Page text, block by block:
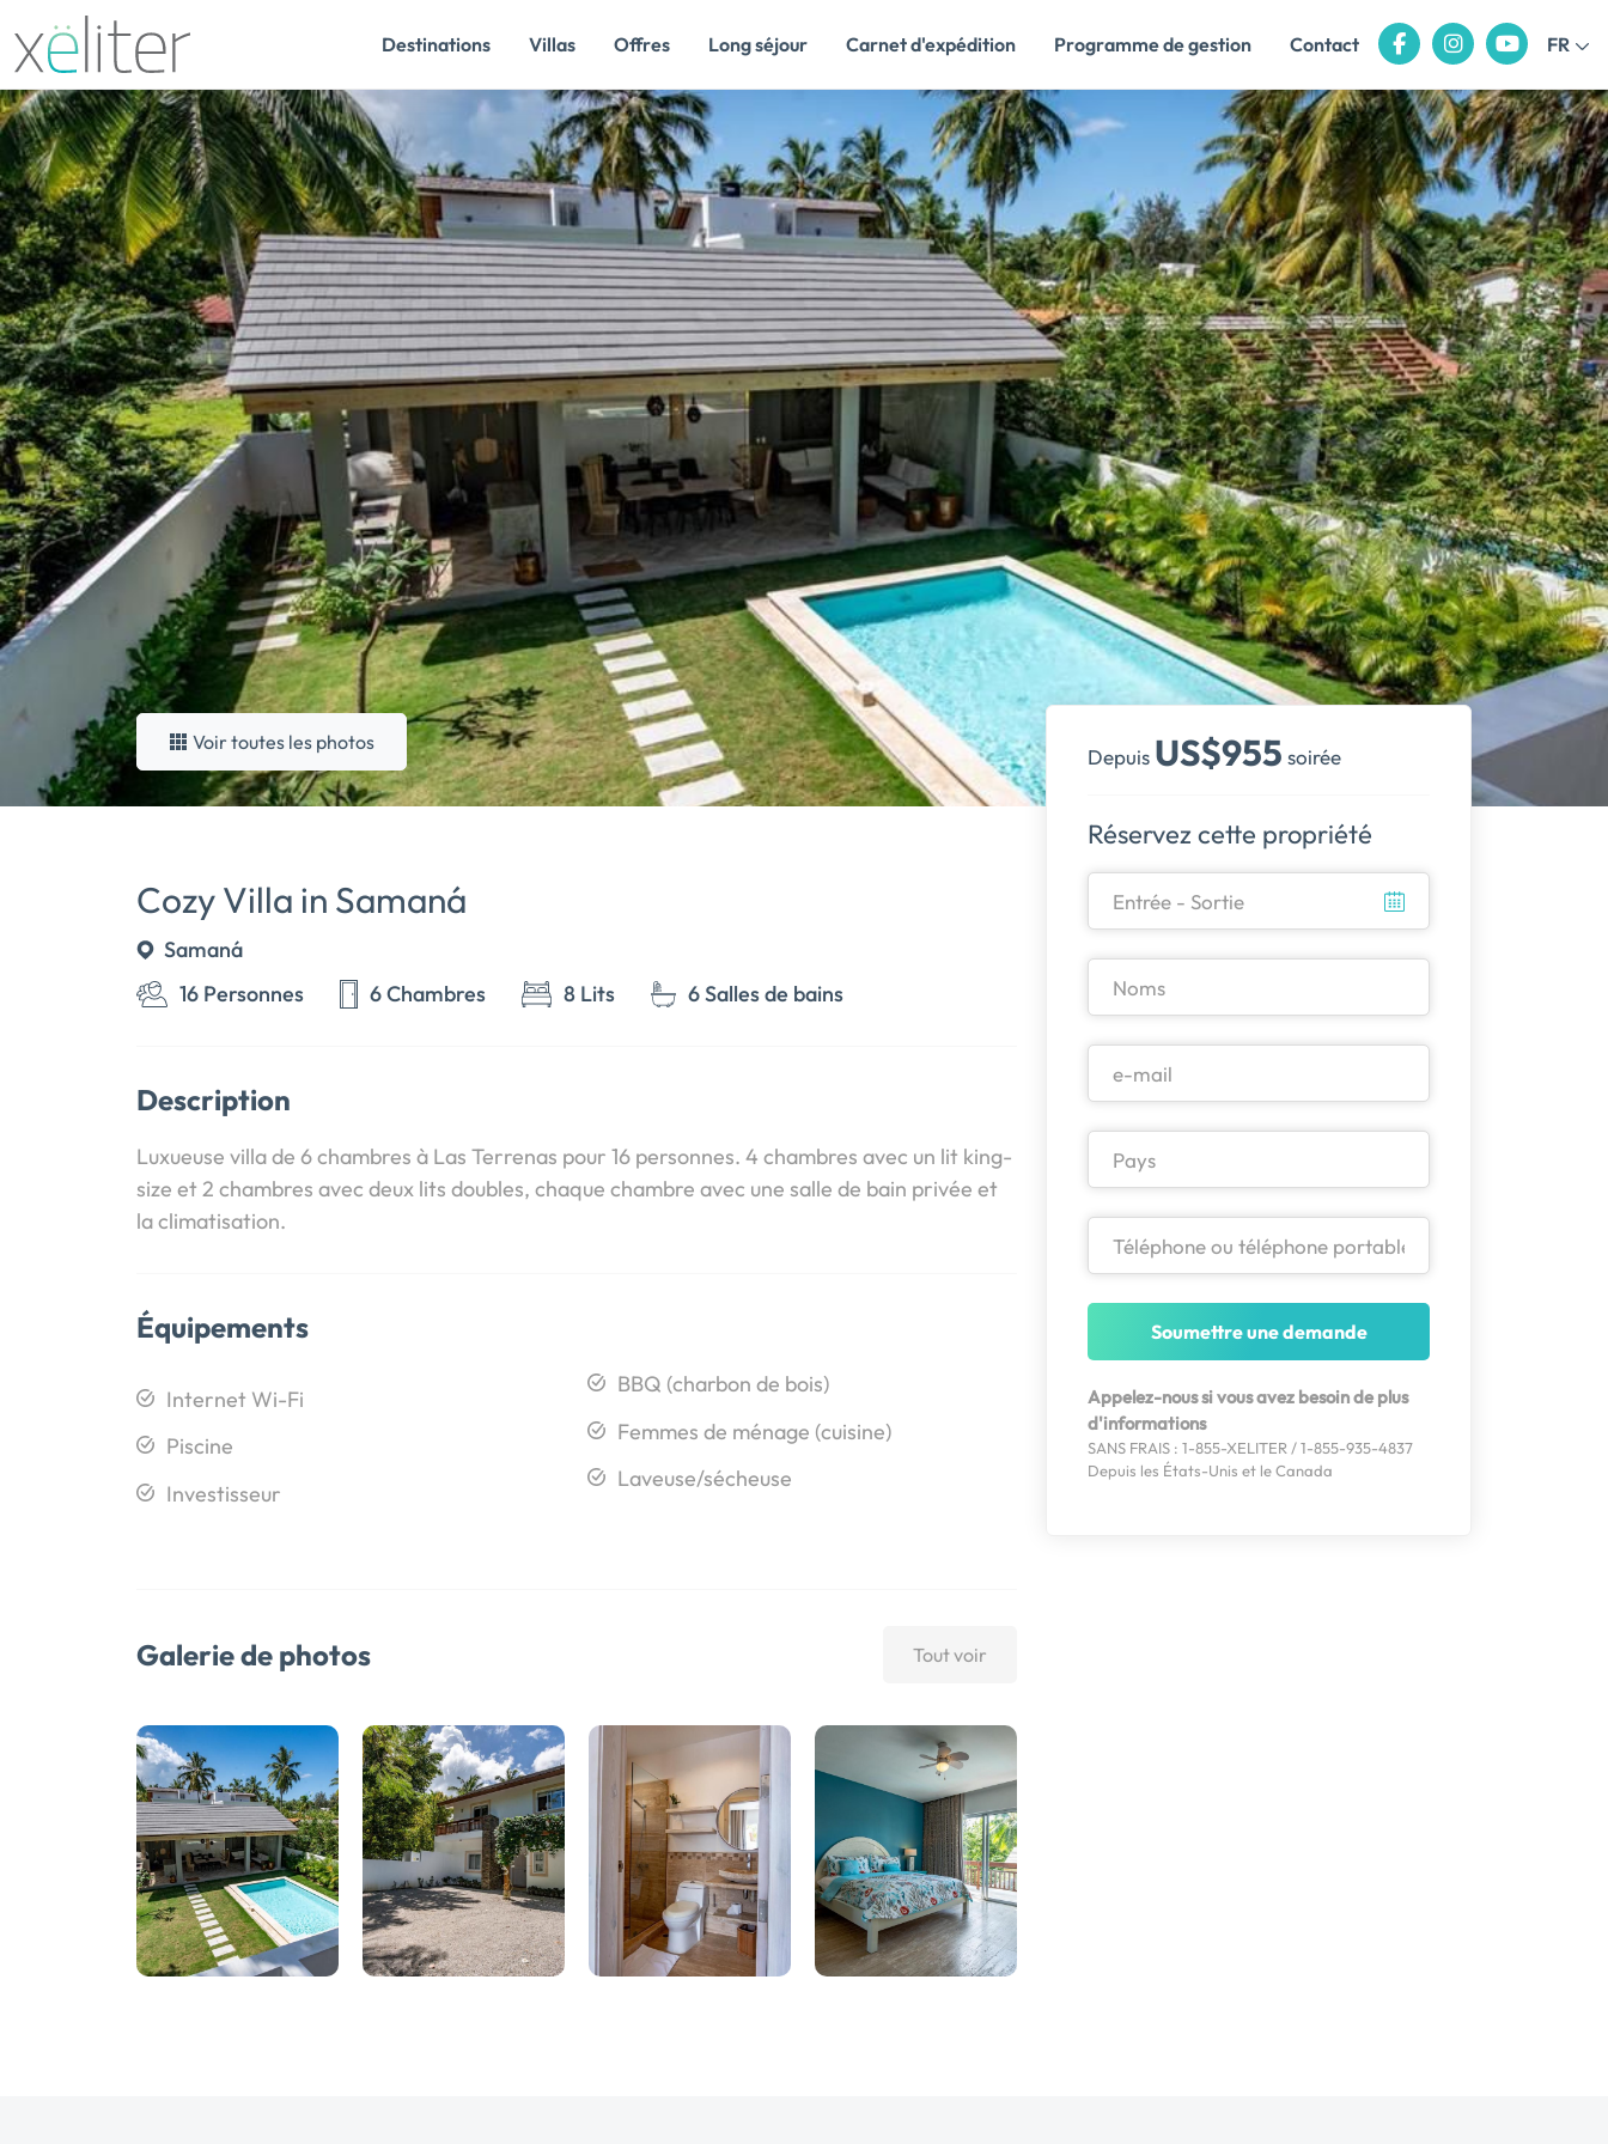
Destinations Villas Offres Long séjour Carnet d'expédition Programme de gestion Contact FR
Voir toutes les photos
Cozy Villa in Samaná
Samaná
16 Personnes
6 Chambres 8 Lits 6 Salles de bains
Description
Luxueuse villa de 6 chambres à Las Terrenas pour 16 personnes. 4 chambres avec un lit king-
size et 2 chambres avec deux lits doubles, chaque chambre avec une salle de bain privée et
la climatisation.
Équipements
Internet Wi-Fi
Piscine
Investisseur
BBQ (charbon de bois)
Femmes de ménage (cuisine)
Laveuse/sécheuse
Galerie de photos Tout voir
Depuis US$955 soirée
Réservez cette propriété
Soumettre une demande
Appelez-nous si vous avez besoin de plus
d'informations
SANS FRAIS : 1-855-XELITER / 1-855-935-4837
Depuis les États-Unis et le Canada